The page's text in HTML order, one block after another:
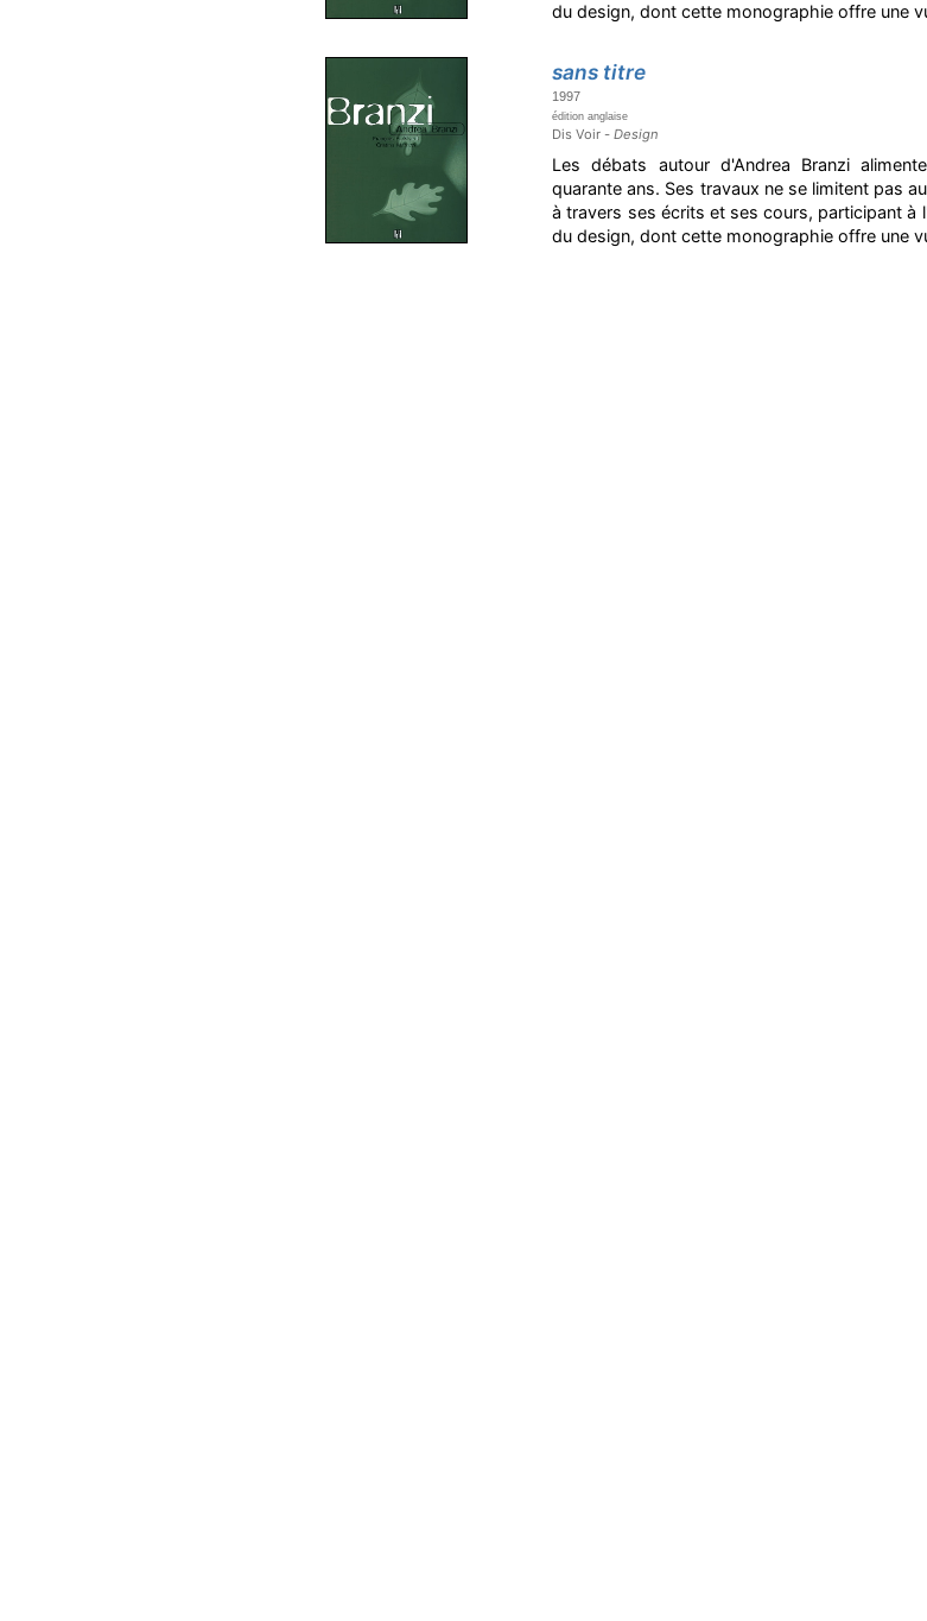
du design, dont cette monographie offre une
sans titre
1997
édition anglaise
Dis Voir -Design
Les débats autour d'Andrea Branzi
quarante ans. Ses travaux ne se limitent pas
à travers ses écrits et ses cours, participant
du design, dont cette monographie offre une